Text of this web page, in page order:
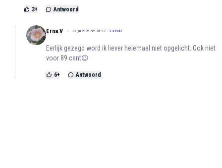
3+ Antwoord
Erna.V 08 juli 2026 om 20:23 + 37137
Eerlijk gezegd word ik liever helemaal niet opgelicht. Ook niet
voor 89 cent😉
6+ Antwoord